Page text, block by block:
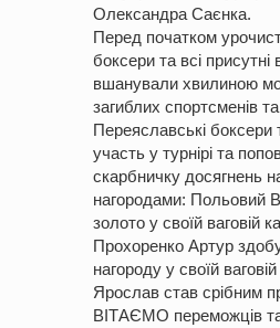
Олександра Саєнка.
Перед початком
боксери та всі присутні
вшанували хвилиною
загиблих спортсменів та
Переяславські боксери
участь у турнірі та
скарбничку досягнень
нагородами: Польовий
золото у своїй ваговій
Прохоренко Артур
нагороду у своїй
Ярослав став срібним
ВІТАЄМО переможців та